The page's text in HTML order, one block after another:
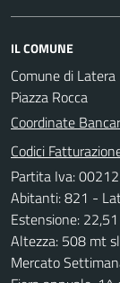
IL COMUNE
Comune di Latera
Piazza Rocca
Coordinate
Codici
Partita Iva:
Abitanti: 821 -
Estensione:
Altezza: 508 mt
Mercato